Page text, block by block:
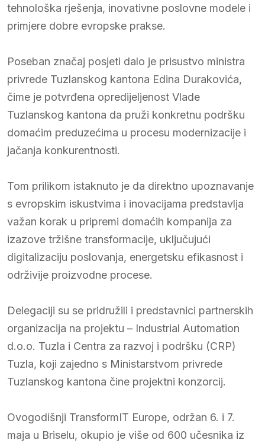
tehnološka rješenja, inovativne poslovne modele i
primjere dobre evropske prakse.
Poseban značaj posjeti dalo je prisustvo ministra
privrede Tuzlanskog kantona Edina Durakovića,
čime je potvrđena opredijeljenost Vlade
Tuzlanskog kantona da pruži konkretnu podršku
domaćim preduzećima u procesu modernizacije i
jačanja konkurentnosti.
Tom prilikom istaknuto je da direktno upoznavanje
s evropskim iskustvima i inovacijama predstavlja
važan korak u pripremi domaćih kompanija za
izazove tržišne transformacije, uključujući
digitalizaciju poslovanja, energetsku efikasnost i
održivije proizvodne procese.
Delegaciji su se pridružili i predstavnici partnerskih
organizacija na projektu – Industrial Automation
d.o.o. Tuzla i Centra za razvoj i podršku (CRP)
Tuzla, koji zajedno s Ministarstvom privrede
Tuzlanskog kantona čine projektni konzorcij.
Ovogodišnji TransformIT Europe, održan 6. i 7.
maja u Briselu, okupio je više od 600 učesnika iz